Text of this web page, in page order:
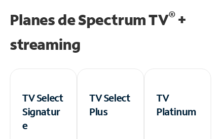
Planes de Spectrum TV®+
streaming
TV Select
Signatur
e
TV Select
Plus
TV
Platinum